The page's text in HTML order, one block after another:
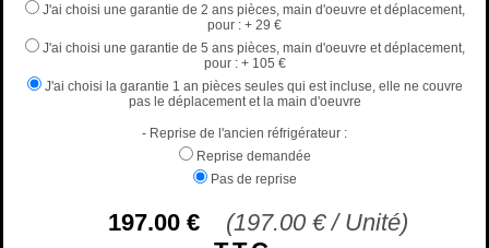
J'ai choisi une garantie de 2 ans pièces, main d'oeuvre et déplacement,
pour : + 29 €
J'ai choisi une garantie de 5 ans pièces, main d'oeuvre et déplacement,
pour :+ 105 €
J'ai choisi la garantie 1 an pièces seules qui est incluse, elle ne couvre
pas le déplacement et la main d'oeuvre
- Reprise de l'ancien réfrigérateur :
Reprise demandée
Pas de reprise
(197.00 €/ Unité)
197.00€